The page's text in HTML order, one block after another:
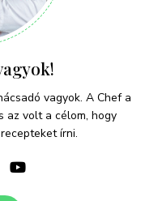
vagyok. A Chef a
az volt a célom, hogy
írni.